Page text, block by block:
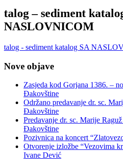
talog – sediment
NASLOVNICOM
talog - sediment katalog SA
Nove objave
Zasjeda kod Gorjana 1386. –
Đakovštine
Održano predavanje dr. sc.
Đakovštine
Predavanje dr. sc. Marije
Đakovštine
Pozivnica na koncert
Otvorenje izložbe “Vezovima
Ivane Dević